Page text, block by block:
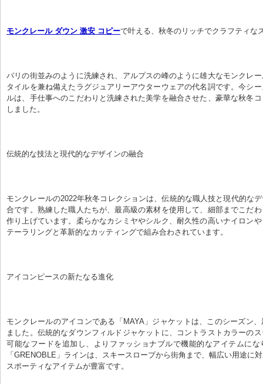
モンクレール ダウン 激安 コピーで叶える、秋冬のリッチでクラフティな
パリの街並みのように洗練され、アルプスの峰のように雄大なモンクレ
タイルを兼ね備えたラグジュアリーアウターウェアの代名詞です。今シ
ルは、手仕事へのこだわりと洗練された美学を融合させた、豪華な秋冬
しました。
伝統的な技法と現代的なデザインの融合
モンクレールの2022年秋冬コレクションは、伝統的な職人技と現代的な
合です。熟練した職人たちが、最高級の素材を使用して、細部までこだ
作り上げています。柔らかなカシミヤやシルク、耐久性の高いナイロン
テーラリングと革新的なカッティングで組み合わされています。
アイコンピースの新たなる進化
モンクレールのアイコンである「MAYA」ジャケットは、このシーズン
ました。伝統的なダウンフィルドジャケットに、コントラストカラーの
可能なフードを追加し、よりファッショナブルで機能的なアイテムにな
「GRENOBLE」ラインは、スキースロープから街角まで、幅広い用途に
スポーティなアイテムが豊富です。